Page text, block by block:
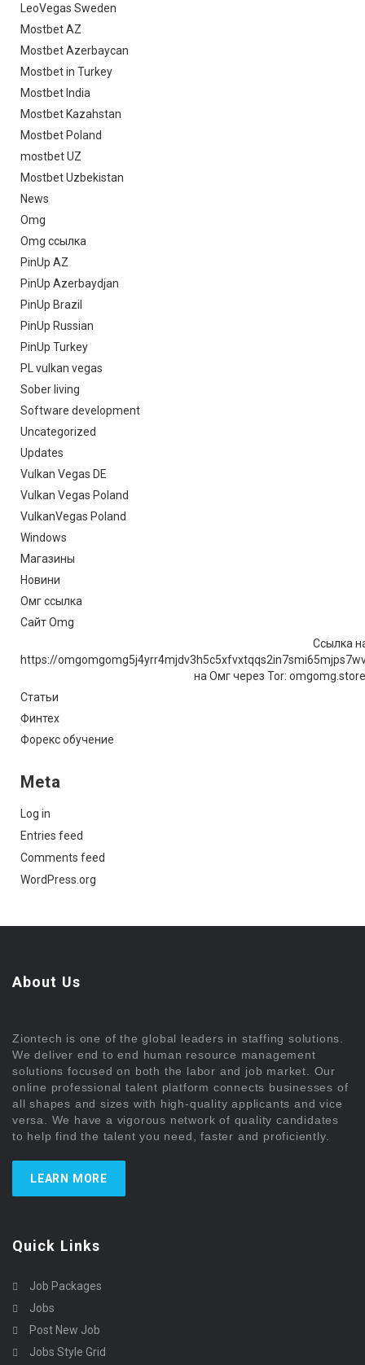
LeoVegas Sweden
Mostbet AZ
Mostbet Azerbaycan
Mostbet in Turkey
Mostbet India
Mostbet Kazahstan
Mostbet Poland
mostbet UZ
Mostbet Uzbekistan
News
Omg
Omg ссылка
PinUp AZ
PinUp Azerbaydjan
PinUp Brazil
PinUp Russian
PinUp Turkey
PL vulkan vegas
Sober living
Software development
Uncategorized
Updates
Vulkan Vegas DE
Vulkan Vegas Poland
VulkanVegas Poland
Windows
Магазины
Новини
Омг ссылка
Сайт Omg
Ссылка
https://
на Омг через Tor:
Статьи
Финтех
Форекс обучение
Meta
Log in
Entries feed
Comments feed
WordPress.org
About Us
Ziontech is one of the global leaders in staffing solutions.
We deliver end to end human resource management
solutions focused on both the labor and job market. Our
online professional talent platform connects businesses of
all shapes and sizes with high-quality applicants and vice
versa. We have a vigorous network of quality candidates
to help find the talent you need, faster and proficiently.
LEARN MORE
Quick Links
Job Packages
Jobs
Post New Job
Jobs Style Grid